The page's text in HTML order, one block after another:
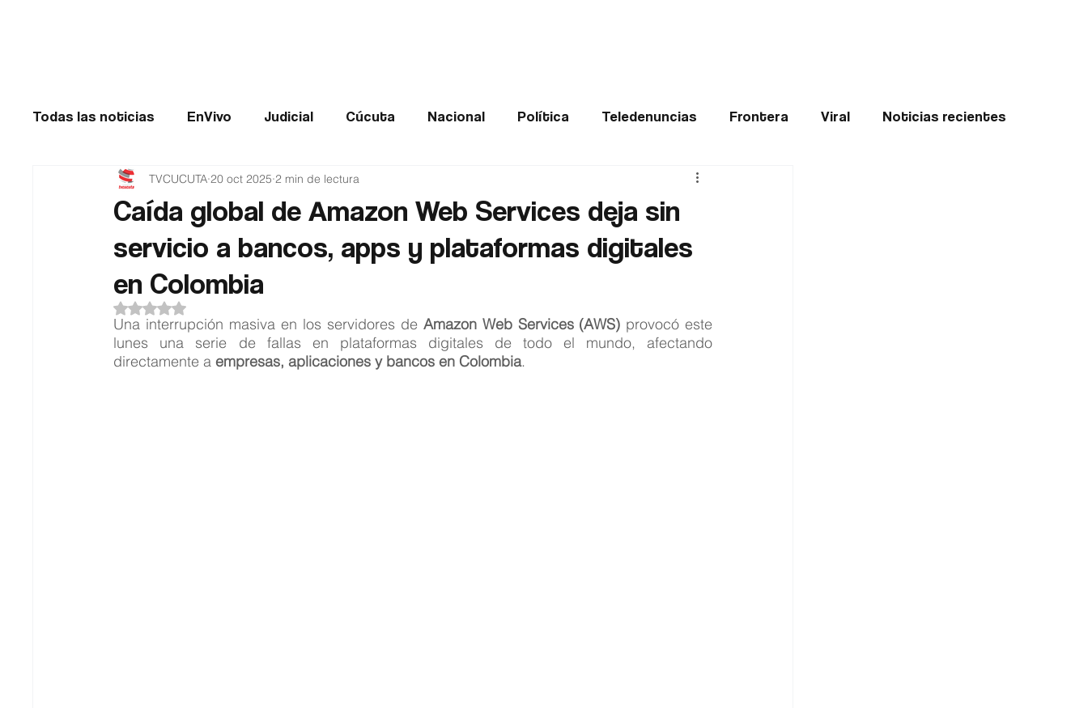
Todas las noticias EnVivo Judicial Cúcuta Nacional Política Teledenuncias Frontera Viral Noticias recientes
Entretenimiento Historias de impacto Buenas noticias
Catatumbo TRANSMILENIO Salud Norte de Santander
Caída global de Amazon Web Services deja sin
servicio a bancos, apps y plataformas digitales
en Colombia
TVCUCUTA 20 oct 2025 2 min de lectura
Obtuvo NaN de 5 estrellas.
Una interrupción masiva en los servidores de Amazon Web Services (AWS) provocó este
lunes una serie de fallas en plataformas digitales de todo el mundo, afectando
directamente a empresas, aplicaciones y bancos en Colombia.